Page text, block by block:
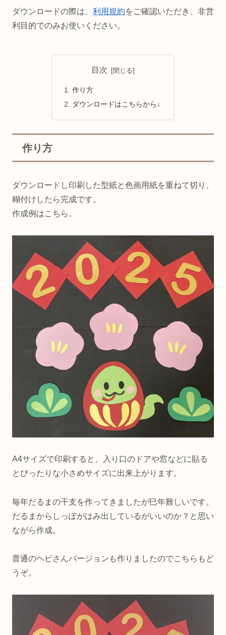
ダウンロードの際は、 利用規約をご確認いただき、非営
利目的でのみお使いください。
目次
作り方
ダウンロードはこちらから↓
作り方
ダウンロードし印刷した型紙と色画用紙を重ねて切り、
糊付けしたら完成です。
作成例はこちら。
A4サイズで印刷すると、入り口のドアや窓などに貼る
とぴったりな小さめサイズに出来上がります。
毎年だるまの干支を作ってきましたが巳年難しいです。
だるまからしっぽがはみ出しているがいいのか？と思い
ながら作成。
普通のヘビさんバージョンも作りましたのでこちらもど
うぞ。